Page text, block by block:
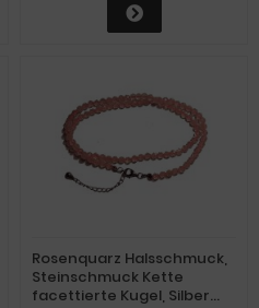
Rosenquarz Halsschmuck,
Steinschmuck Kette
facettierte Kugel, Silber